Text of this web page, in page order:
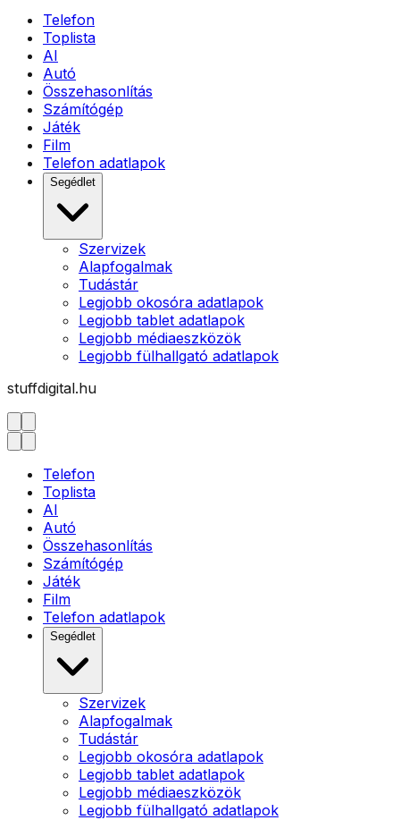
Telefon
Toplista
AI
Autó
Összehasonlítás
Számítógép
Játék
Film
Telefon adatlapok
Segédlet
Szervizek
Alapfogalmak
Tudástár
Legjobb okosóra adatlapok
Legjobb tablet adatlapok
Legjobb médiaeszközök
Legjobb fülhallgató adatlapok
stuffdigital.hu
Telefon
Toplista
AI
Autó
Összehasonlítás
Számítógép
Játék
Film
Telefon adatlapok
Segédlet
Szervizek
Alapfogalmak
Tudástár
Legjobb okosóra adatlapok
Legjobb tablet adatlapok
Legjobb médiaeszközök
Legjobb fülhallgató adatlapok